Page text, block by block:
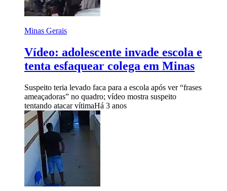
Minas Gerais
Vídeo: adolescente invade escola e
tenta esfaquear colega em Minas
Suspeito teria levado faca para a escola após ver “frases
ameaçadoras” no quadro; vídeo mostra suspeito
tentando atacar vítimaHá 3 anos